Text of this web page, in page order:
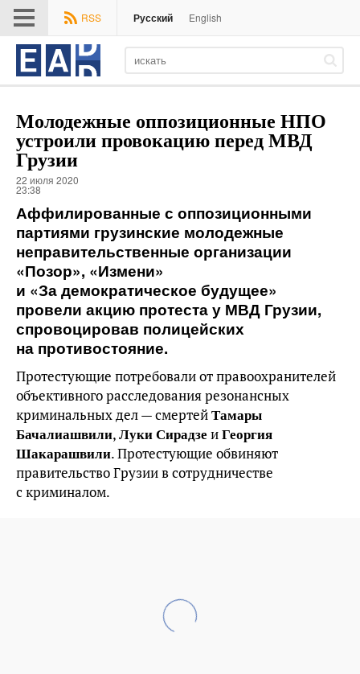
Меню
RSS Русский English
Молодежные оппозиционные НПО
устроили провокацию перед МВД
Грузии
22 июля 2020
23:38
Аффилированные с оппозиционными
партиями грузинские молодежные
неправительственные организации
«Позор», «Измени»
и «За демократическое будущее»
провели акцию протеста у МВД Грузии,
спровоцировав полицейских
на противостояние.
Протестующие потребовали от правоохранителей
объективного расследования резонансных
криминальных дел — смертейТамары
Бачалиашвили,Луки Сирадзе иГеоргия
Шакарашвили. Протестующие обвиняют
правительство Грузии в сотрудничестве
с криминалом.